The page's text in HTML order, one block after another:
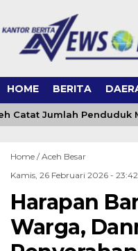
HOME BERITA
Catat Jumlah Penduduk
Home /Aceh Besar
Kamis, 26 Februari 2026 -
Harapan
Warga,